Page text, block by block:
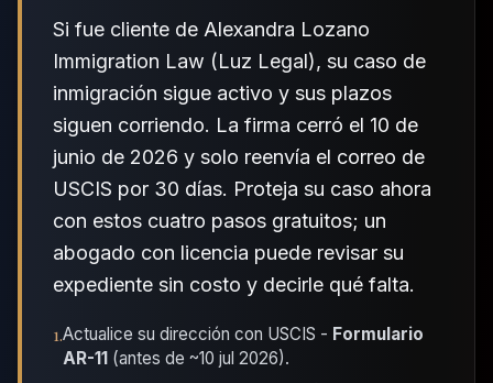
Si fue cliente de Alexandra Lozano
Immigration Law (Luz Legal), su caso de
inmigración sigue activo y sus plazos
siguen corriendo. La firma cerró el 10 de
junio de 2026 y solo reenvía el correo de
USCIS por 30 días. Proteja su caso ahora
con estos cuatro pasos gratuitos; un
abogado con licencia puede revisar su
expediente sin costo y decirle qué falta.
1.Actualice su dirección con USCIS - Formulario
AR-11 (antes de ~10 jul 2026).